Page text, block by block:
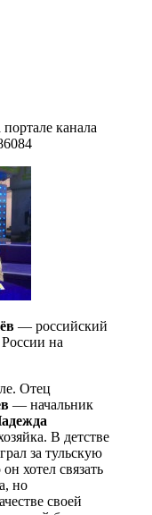
канала
— российский
на
Отец
— начальник
В детстве
за тульскую
хотел связать
но
своей